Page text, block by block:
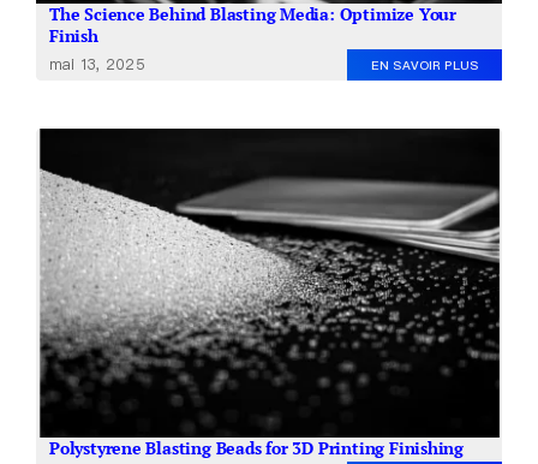
The Science Behind Blasting Media: Optimize Your
Finish
mai 13, 2025 EN SAVOIR PLUS
Polystyrene Blasting Beads for 3D Printing Finishing